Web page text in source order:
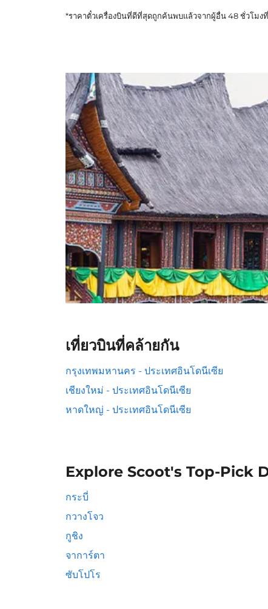
*ราคาตั๋วเครื่องบินที่ดีที่สุดถูกค้นพบแล้วจากผู้อื่น 48 ชั่วโมง
เที่ยวบินที่คล้ายกัน
กรุงเทพมหานคร - ประเทศอินโดนีเซีย
เชียงใหม่ - ประเทศอินโดนีเซีย
หาดใหญ่ - ประเทศอินโดนีเซีย
Explore Scoot's Top-Pick
กระบี่
กวางโจว
กูชิง
จาการ์ตา
ซับโปโร